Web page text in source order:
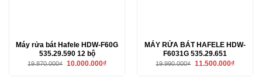
Máy rửa bát Hafele HDW-F60G
535.29.590 12 bộ
19.870.000₫ Giá
10.000.000₫Giá
MÁY RỬA BÁT HAFELE HDW-
F6031G 535.29.651
19.990.000₫ Giá
11.500.000₫Giá